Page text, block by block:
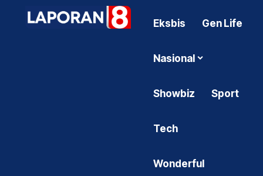
Eksbis Gen Life
Nasional
Showbiz Sport
Tech
Wonderful